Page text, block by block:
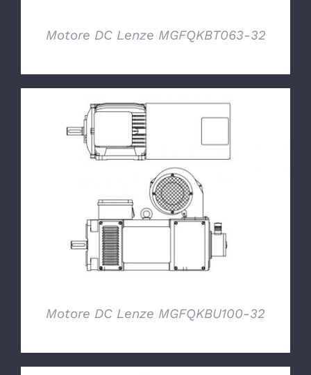
Motore DC Lenze MGFQKBT063-32
DETTAGLI
Motore DC Lenze MGFQKBU100-32